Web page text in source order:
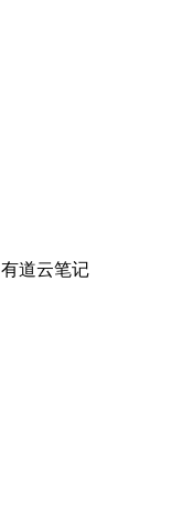
有道云笔记